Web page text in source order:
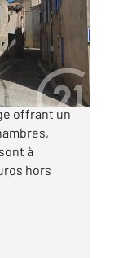
un village
offrant un
à
hors